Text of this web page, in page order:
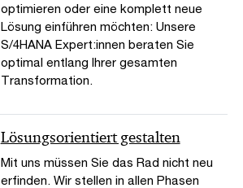
optimieren oder eine komplett neue
Lösung einführen möchten: Unsere
S/4HANA Expert:innen beraten Sie
optimal entlang Ihrer gesamten
Transformation.
Lösungsorientiert gestalten
Mit uns müssen Sie das Rad nicht neu
erfinden. Wir stellen in allen Phasen